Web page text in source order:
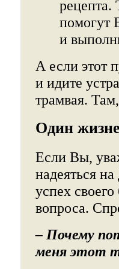
рецепта.
помогут
и
А если этот
и идите
трамвая.
Один
Если Вы,
надеяться
успех
вопроса.
– Почему
меня этот